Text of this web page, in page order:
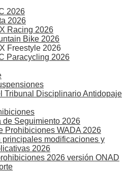
2026
2026
Racing 2026
Bike 2026
Freestyle 2026
Paracycling 2026
Tribunal Disciplinario Antidopaje
de Seguimiento 2026
Prohibiciones WADA 2026
principales modificaciones y
2026
2026 versión ONAD